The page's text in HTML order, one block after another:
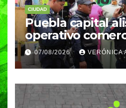
CIUDAD
Puebla capital
operativo
fiestas patrias y
clases
07/08/2026 VERÓNICA